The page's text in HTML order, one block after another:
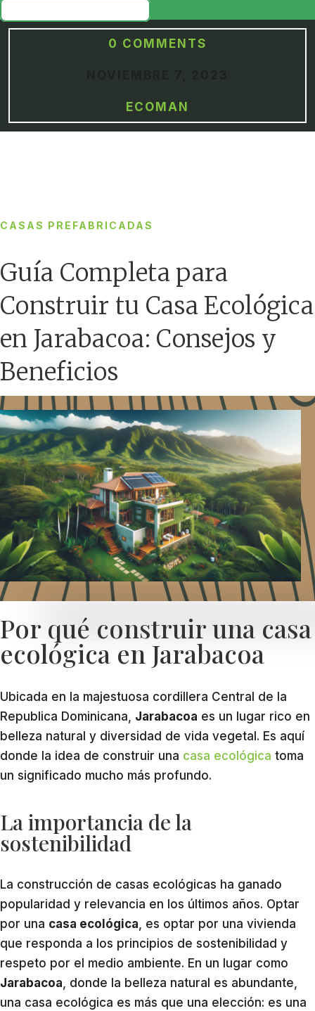
0 COMMENTS
ECOMAN
CASAS PREFABRICADAS
Guía Completa para
Construir tu Casa Ecológica
en Jarabacoa: Consejos y
Beneficios
Por qué construir una casa
ecológica en Jarabacoa
Ubicada en la majestuosa cordillera Central de la
Republica Dominicana, Jarabacoa es un lugar rico en
belleza natural y diversidad de vida vegetal. Es aquí
donde la idea de construir una casa ecológica toma
un significado mucho más profundo.
La importancia de la
sostenibilidad
La construcción de casas ecológicas ha ganado
popularidad y relevancia en los últimos años. Optar
por una casa ecológica, es optar por una vivienda
que responda a los principios de sostenibilidad y
respeto por el medio ambiente. En un lugar como
Jarabacoa, donde la belleza natural es abundante,
una casa ecológica es más que una elección: es una